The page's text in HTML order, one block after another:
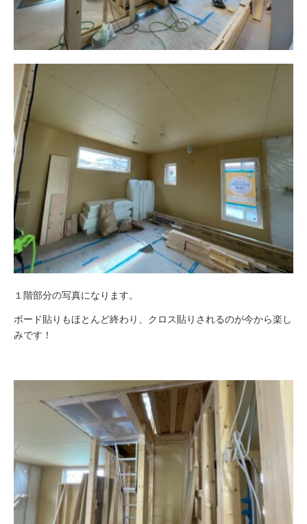
１階部分の写真になります。
ボード貼りもほとんど終わり、クロス貼りされるのが今から楽し
みです！